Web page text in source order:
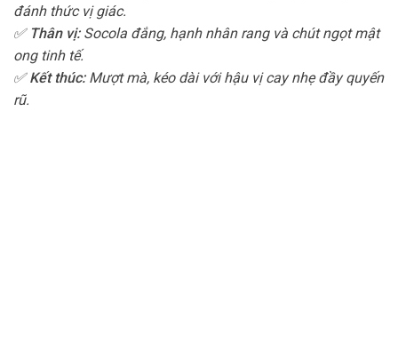
đánh thức vị giác.
✅ Thân vị:Socola đắng, hạnh nhân rang và chút ngọt mật
ong tinh tế.
✅Kết thúc:Mượt mà, kéo dài với hậu vị cay nhẹ đầy quyến
rũ.